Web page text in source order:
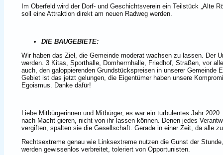
Im Oberfeld wird der Dorf- und Geschichtsverein ein Teilstück „Alte
soll eine Attraktion direkt am neuen Radweg werden.
DIE BAUGEBIETE:
Wir haben das Ziel, die Gemeinde moderat wachsen zu lassen. Der
werden. 3 Kitas, Sporthalle, Domherrnhalle, Friedhof, Straßen, vor
auch, den galoppierenden Grundstückspreisen in unserer
Gebiet ist das jetzt gelungen, die Eigentümer haben unsere
Egoismus. Danke dafür!
Liebe Mitbürgerinnen und Mitbürger, es war ein turbulentes Jahr
nach Macht gieren, nicht von ihr lassen können. Denen jedes
vergiften, spalten sie die Gesellschaft. Gerade in einer Zeit, da alle
Rechtsextreme genau wie Linksextreme nutzen die Gunst der
werden gewissenlos verbreitet, toleriert von Opportunisten.